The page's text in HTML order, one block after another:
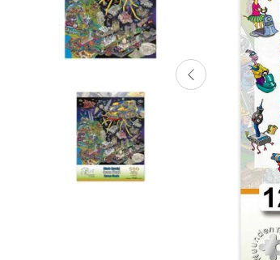
Muñecas
Construcción
Vehículos y Pistas